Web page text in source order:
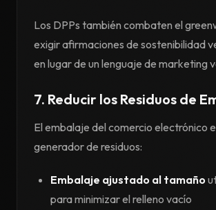
Los DPPs también combaten el
exigir afirmaciones de sostenibilidad
en lugar de un lenguaje de marketing
7. Reducir los Residuos de
El embalaje del comercio electrónico
generador de residuos:
Embalaje ajustado al tamaño
para minimizar el relleno vacío